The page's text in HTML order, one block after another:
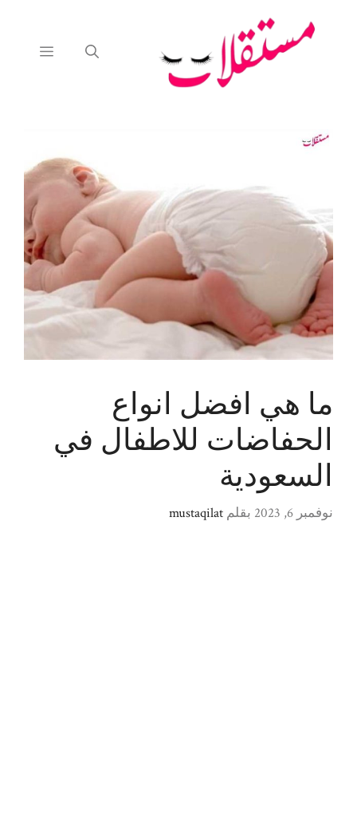
القائمة
ما هي افضل انواع
الحفاضات للاطفال في
السعودية
نوفمبر 6, 2023 بقلم mustaqilat